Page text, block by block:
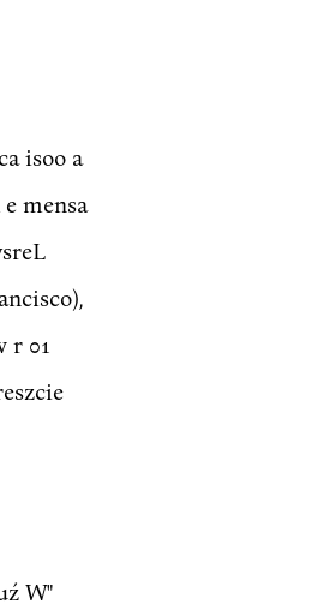
isoo a
mensa
r 01
W"